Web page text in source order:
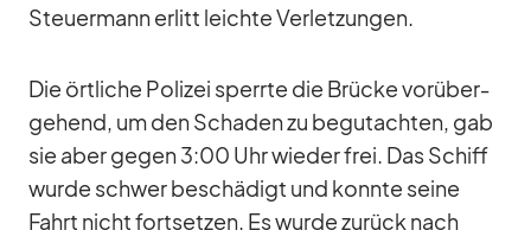
Steu­er­mann er­litt leichte Ver­let­zun­gen.
Die ört­li­che Po­li­zei sperrte die Brü­cke vor­über­
ge­hend, um den Scha­den zu be­gut­ach­ten, gab
sie aber ge­gen 3:00 Uhr wie­der frei. Das Schiff
wurde schwer be­schä­digt und konnte seine
Fahrt nicht fort­set­zen. Es wurde zu­rück nach